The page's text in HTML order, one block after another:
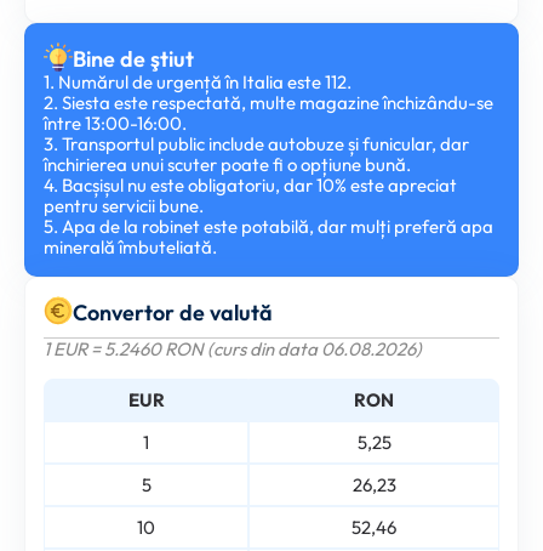
Bine de ştiut
1. Numărul de urgență în Italia este 112.
2. Siesta este respectată, multe magazine închizându-se
între 13:00-16:00.
3. Transportul public include autobuze și funicular, dar
închirierea unui scuter poate fi o opțiune bună.
4. Bacșișul nu este obligatoriu, dar 10% este apreciat
pentru servicii bune.
5. Apa de la robinet este potabilă, dar mulți preferă apa
minerală îmbuteliată.
Convertor de valută
1 EUR = 5.2460 RON (curs din data 06.08.2026)
EUR
RON
1
5,25
5
26,23
10
52,46